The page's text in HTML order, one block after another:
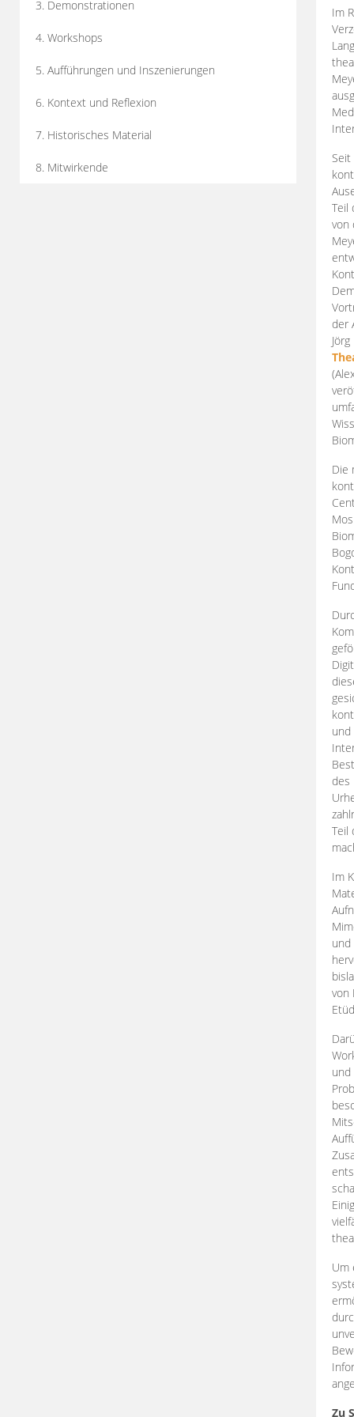
3. Demonstrationen
4. Workshops
5. Aufführungen und Inszenierungen
6. Kontext und Reflexion
7. Historisches Material
8. Mitwirkende
Im
Teil
von
der
Die
des
Teil
Im
und
von
und
Um
Zu